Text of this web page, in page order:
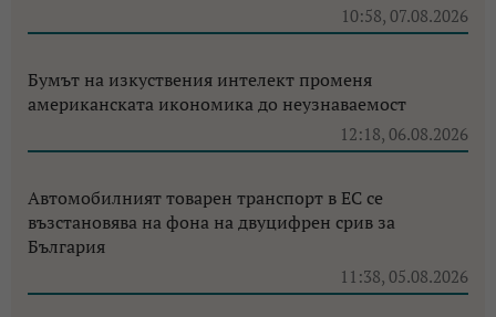
10:58, 07.08.2026
Бумът на изкуствения интелект променя
американската икономика до неузнаваемост
12:18, 06.08.2026
Автомобилният товарен транспорт в ЕС се
възстановява на фона на двуцифрен срив за
България
11:38, 05.08.2026